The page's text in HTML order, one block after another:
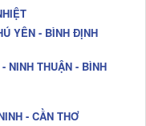
YÊN - BÌNH ĐỊNH
NINH THUẬN - BÌNH
- CẦN THƠ